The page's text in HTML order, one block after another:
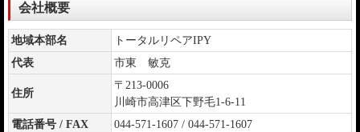
会社概要
地域本部名
トータルリペアIPY
代表
市東 敏克
住所
〒213-0006
川崎市高津区下野毛1-6-11
電話番号 / FAX
044-571-1607 / 044-571-1607